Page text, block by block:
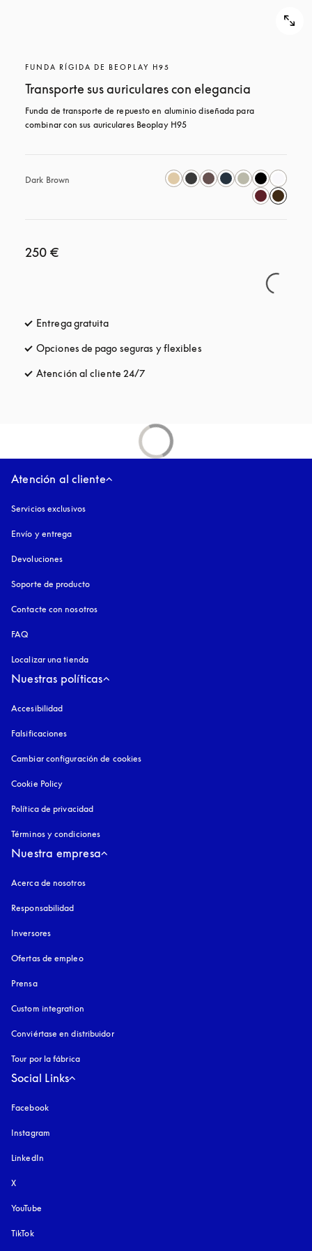
FUNDA RÍGIDA DE BEOPLAY H95
Transporte sus auriculares con elegancia
Funda de transporte de repuesto en aluminio diseñada para
combinar con sus auriculares Beoplay H95
Dark Brown
250 €
Entrega gratuita
Opciones de pago seguras y flexibles
Atención al cliente 24/7
Atención al cliente
Servicios exclusivos
Envío y entrega
Devoluciones
Soporte de producto
Contacte con nosotros
FAQ
Localizar una tienda
Nuestras políticas
Accesibilidad
Falsificaciones
Cambiar configuración de cookies
Cookie Policy
Política de privacidad
Términos y condiciones
Nuestra empresa
Acerca de nosotros
Responsabilidad
Inversores
Ofertas de empleo
Prensa
Custom integration
Conviértase en distribuidor
Tour por la fábrica
Social Links
Facebook
Instagram
LinkedIn
X
YouTube
TikTok